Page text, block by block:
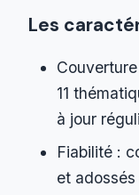
Les
11
à jour
Fiabilité :
et adossés